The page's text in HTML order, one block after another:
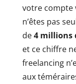
votre compte
n’êtes pas
de4 millions
et ce chiffre
freelancing
aux